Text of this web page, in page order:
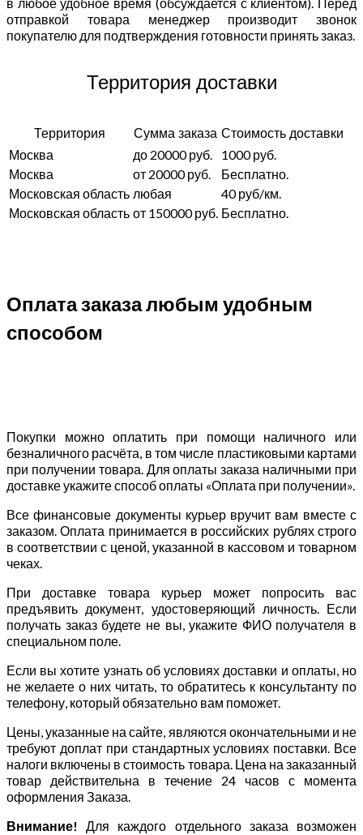
отправкой товара менеджер производит звонок
покупателю для подтверждения готовности принять заказ.
Территория доставки
Территория Сумма заказа Стоимость доставки
Москва до 20000 руб.
1000 руб.
Москва
от 20000 руб.
Бесплатно.
Московская область любая
40 руб/км.
Московская область от 150000 руб. Бесплатно.
Оплата заказа любым удобным
способом
Покупки можно оплатить при помощи наличного или
безналичного расчёта, в том числе пластиковыми картами
при получении товара. Для оплаты заказа наличными при
доставке укажите способ оплаты «Оплата при получении».
Все финансовые документы курьер вручит вам вместе с
заказом. Оплата принимается в российских рублях строго
в соответствии с ценой, указанной в кассовом и товарном
чеках.
При доставке товара курьер может попросить вас
предъявить документ, удостоверяющий личность. Если
получать заказ будете не вы, укажите ФИО получателя в
специальном поле.
Если вы хотите узнать об условиях доставки и оплаты, но
не желаете о них читать, то обратитесь к консультанту по
телефону, который обязательно вам поможет.
Цены, указанные на сайте, являются окончательными и не
требуют доплат при стандартных условиях поставки. Все
налоги включены в стоимость товара. Цена на заказанный
товар действительна в течение 24 часов с момента
оформления Заказа.
Внимание!
Для каждого отдельного заказа возможен